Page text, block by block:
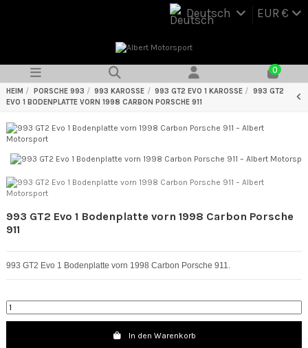
Deutsch EUR €
0
HEIM PORSCHE 993 993 KAROSSE 993 GT2 EVO 1 KAROSSE
993 GT2
EVO 1 BODENPLATTE VORN 1998 CARBON PORSCHE 911
993 GT2 Evo 1 Bodenplatte vorn 1998 Carbon Porsche
911
993 GT2 Evo 1 Bodenplatte vorn 1998 Carbon Porsche 911.
In den Warenkorb